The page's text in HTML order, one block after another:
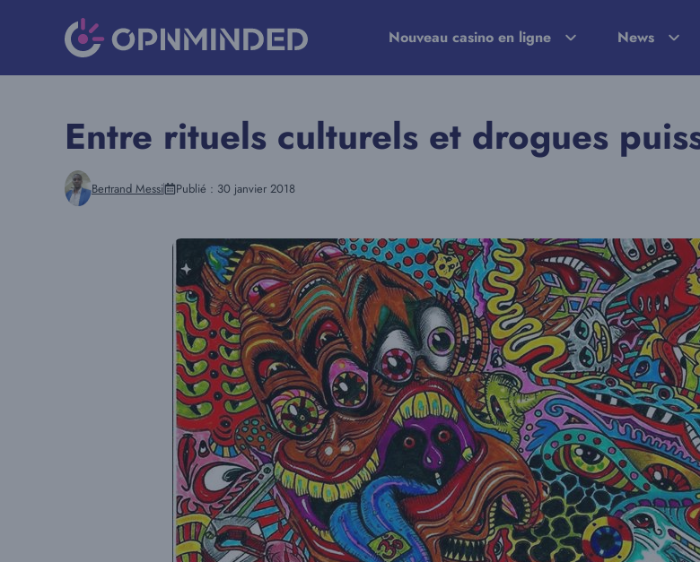
Nouveau casino en ligne News
Entre rituels culturels et drogues
Bertrand Messi Publié : 30 janvier 2018